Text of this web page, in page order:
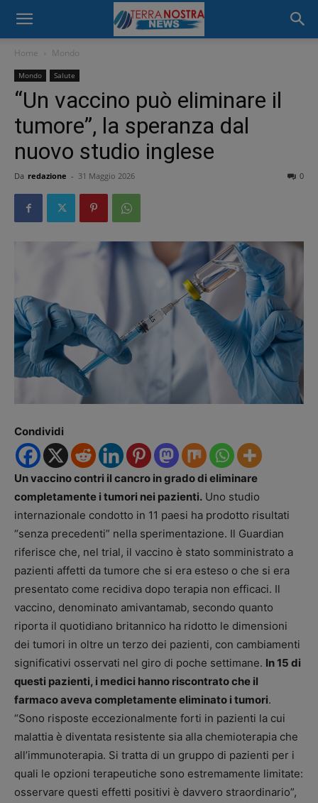
Home Mondo
Mondo Salute
“Un vaccino può eliminare il
tumore”, la speranza dal
nuovo studio inglese
Da redazione - 31 Maggio 2026 0
Condividi
Un vaccino contri il cancro in grado di eliminare
completamente i tumori nei pazienti. Uno studio
internazionale condotto in 11 paesi ha prodotto risultati
“senza precedenti” nella sperimentazione. Il Guardian
riferisce che, nel trial, il vaccino è stato somministrato a
pazienti affetti da tumore che si era esteso o che si era
presentato come recidiva dopo terapia non efficaci. Il
vaccino, denominato amivantamab, secondo quanto
riporta il quotidiano britannico ha ridotto le dimensioni
dei tumori in oltre un terzo dei pazienti, con cambiamenti
significativi osservati nel giro di poche settimane. In 15 di
questi pazienti, i medici hanno riscontrato che il
farmaco aveva completamente eliminato i tumori.
“Sono risposte eccezionalmente forti in pazienti la cui
malattia è diventata resistente sia alla chemioterapia che
all’immunoterapia. Si tratta di un gruppo di pazienti per i
quali le opzioni terapeutiche sono estremamente limitate:
osservare questi effetti positivi è davvero straordinario”,